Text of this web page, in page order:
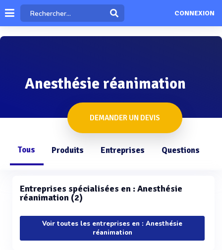
CONNEXION
Anesthésie réanimation
DEMANDER UN DEVIS
Tous Produits Entreprises Questions
Entreprises spécialisées en : Anesthésie
réanimation (2)
Voir toutes les entreprises en : Anesthésie
réanimation